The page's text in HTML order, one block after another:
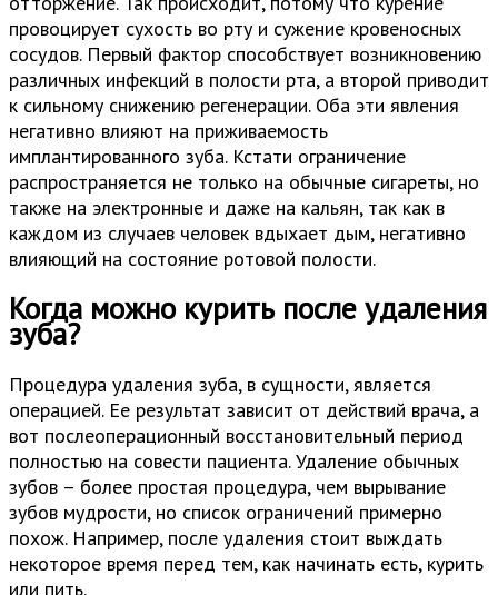
провоцирует сухость во рту и сужение кровеносных
сосудов. Первый фактор способствует возникновению
различных инфекций в полости рта, а второй приводит
к сильному снижению регенерации. Оба эти явления
негативно влияют на приживаемость
имплантированного зуба. Кстати ограничение
распространяется не только на обычные сигареты, но
также на электронные и даже на кальян, так как в
каждом из случаев человек вдыхает дым, негативно
влияющий на состояние ротовой полости.
Когда можно курить после удаления
зуба?
Процедура удаления зуба, в сущности, является
операцией. Ее результат зависит от действий врача, а
вот послеоперационный восстановительный период
полностью на совести пациента. Удаление обычных
зубов – более простая процедура, чем вырывание
зубов мудрости, но список ограничений примерно
похож. Например, после удаления стоит выждать
некоторое время перед тем, как начинать есть, курить
или пить.